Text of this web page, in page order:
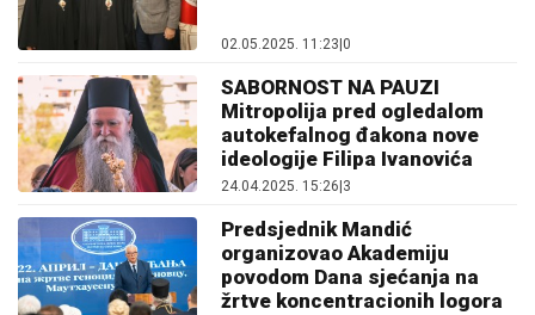
02.05.2025. 11:23|0
SABORNOST NA PAUZI
Mitropolija pred ogledalom
autokefalnog đakona nove
ideologije Filipa Ivanovića
24.04.2025. 15:26 3
Predsjednik Mandić
organizovao Akademiju
povodom Dana sjećanja na
žrtve koncentracionih logora